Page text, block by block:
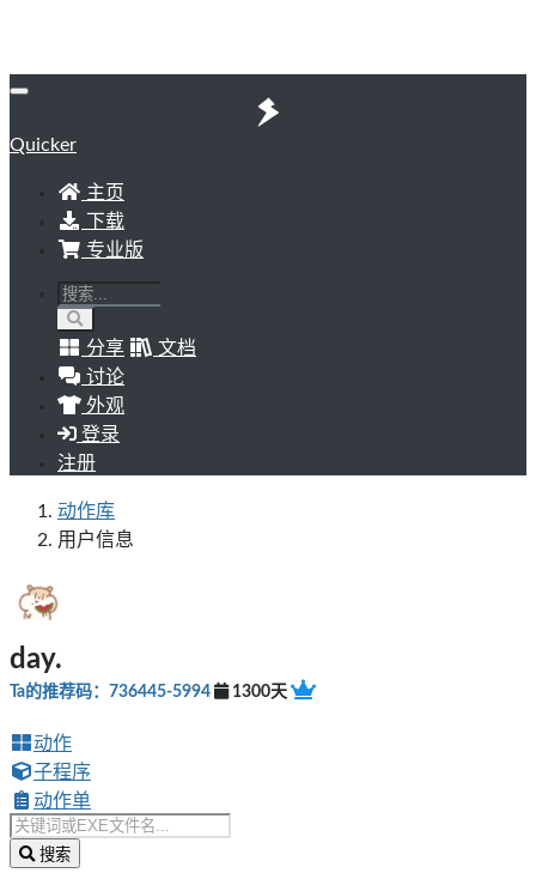
Quicker
主页
下载
专业版
分享
文档
讨论
外观
登录
注册
动作库
用户信息
day.
Ta的推荐码：736445-5994 1300天
动作
子程序
动作单
搜索